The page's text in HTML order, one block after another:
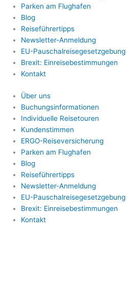
Parken am Flughafen
Blog
Reiseführertipps
Newsletter-Anmeldung
EU-Pauschalreisegesetzgebung
Brexit: Einreisebestimmungen
Kontakt
Über uns
Buchungsinformationen
Individuelle Reisetouren
Kundenstimmen
ERGO-Reiseversicherung
Parken am Flughafen
Blog
Reiseführertipps
Newsletter-Anmeldung
EU-Pauschalreisegesetzgebung
Brexit: Einreisebestimmungen
Kontakt